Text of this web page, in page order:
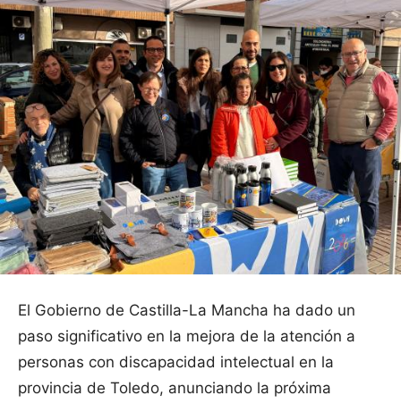
El Gobierno de Castilla-La Mancha ha dado un
paso significativo en la mejora de la atención a
personas con discapacidad intelectual en la
provincia de Toledo, anunciando la próxima